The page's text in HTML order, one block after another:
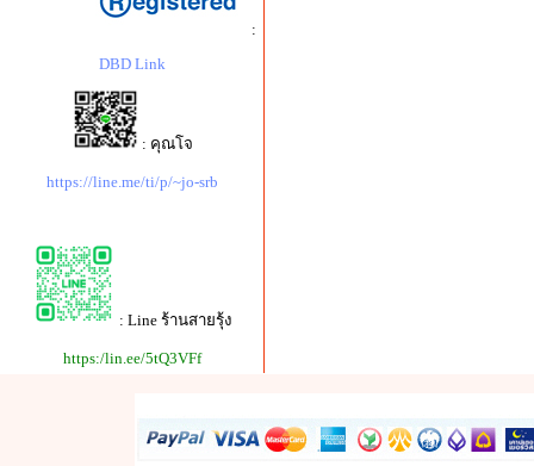
:
DBD Link
: คุณโจ
https://line.me/ti/p/~jo-srb
: Line ร้านสายรุ้ง
https:/lin.ee/5tQ3VFf